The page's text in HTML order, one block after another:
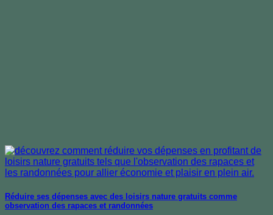
Réduire ses dépenses avec des loisirs nature gratuits comme
observation des rapaces et randonnées